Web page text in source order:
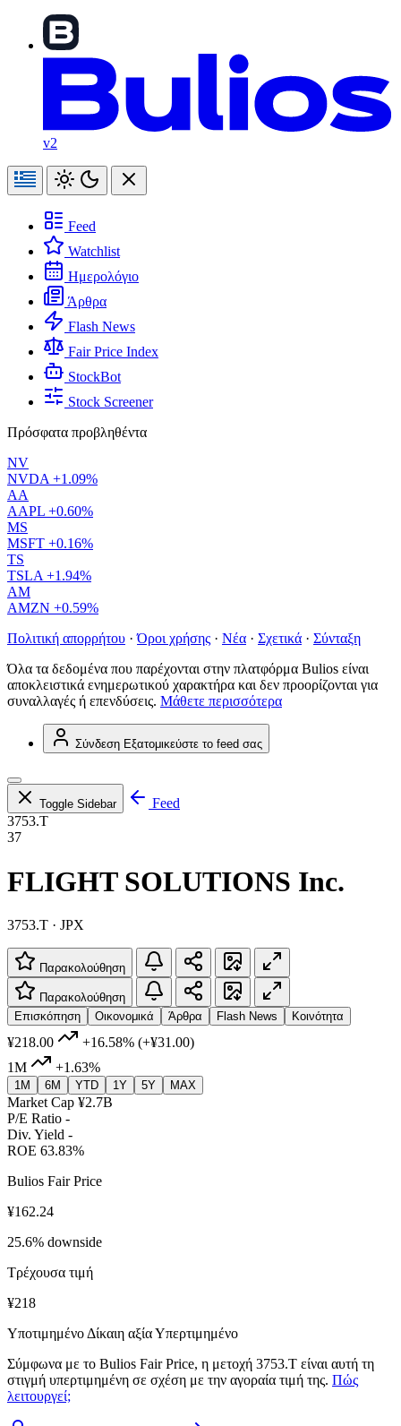
v2
Feed
Watchlist
Ημερολόγιο
Άρθρα
Flash News
Fair Price Index
StockBot
Stock Screener
Πρόσφατα προβληθέντα
NV
NVDA +1.09%
AA
AAPL +0.60%
MS
MSFT +0.16%
TS
TSLA +1.94%
AM
AMZN +0.59%
Πολιτική απορρήτου · Όροι χρήσης · Νέα · Σχετικά · Σύνταξη
Όλα τα δεδομένα που παρέχονται στην πλατφόρμα Bulios είναι
αποκλειστικά ενημερωτικού χαρακτήρα και δεν προορίζονται για
συναλλαγές ή επενδύσεις. Μάθετε περισσότερα
Σύνδεση Εξατομικεύστε το feed σας
Toggle Sidebar
Feed
3753.T
37
FLIGHT SOLUTIONS Inc.
3753.T · JPX
Παρακολούθηση
Παρακολούθηση
Επισκόπηση
Οικονομικά Άρθρα Flash News Κοινότητα
¥218.00 +16.58% (+¥31.00)
1M
+1.63%
1M 6M YTD 1Y 5Y MAX
Market Cap ¥2.7B
P/E Ratio -
Div. Yield -
ROE 63.83%
Bulios Fair Price
¥162.24
25.6% downside
Τρέχουσα τιμή
¥218
Υποτιμημένο Δίκαιη αξίαΥπερτιμημένο
Σύμφωνα με το Bulios Fair Price, η μετοχή 3753.T είναι αυτή τη
στιγμή υπερτιμημένη σε σχέση με την αγοραία τιμή της. Πώς
λειτουργεί;